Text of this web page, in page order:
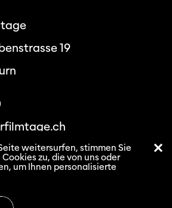
19
weitersurfen, stimmen Sie
zu, die von uns oder
um Ihnen personalisierte